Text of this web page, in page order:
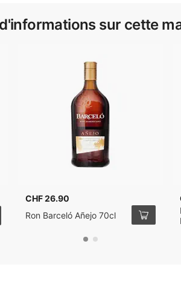
sur cette
CHF 26.90
Ron Barceló Añejo 70cl